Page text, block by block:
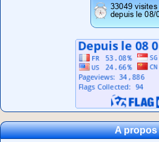
A propos